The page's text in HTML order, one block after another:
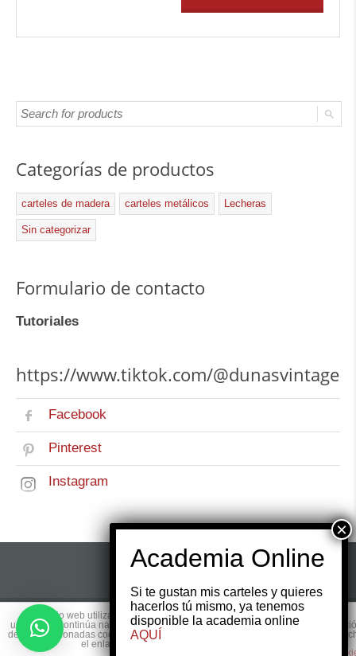
Categorías de productos
carteles de madera carteles metálicos Lecheras
Sin categorizar
Formulario de contacto
Tutoriales
https://www.tiktok.com/@dunasvintage
Facebook
Pinterest
Instagram
© 2017 Copyright byWebsmedia.com All rights
Este sitio web utiliza cookies para que usted tenga la mejor experiencia de
usuario. Si continúa navegando está dando su consentimiento para la
de las mencionadas cookies y la aceptación de nuestra
,
el enlace para mayor información.
plugin
Si te gustan mis carteles y quieres
hacerlos tú mismo, ya tenemos
disponible la academia online
AQUÍ